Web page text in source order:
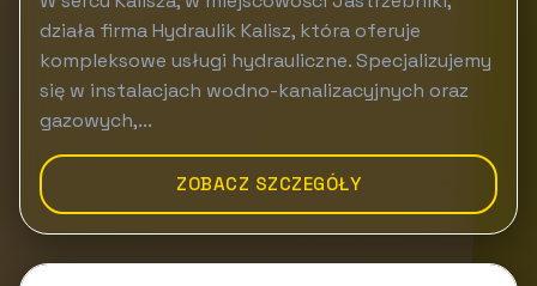
działa firma Hydraulik Kalisz, która oferuje
kompleksowe usługi hydrauliczne. Specjalizujemy
się w instalacjach wodno-kanalizacyjnych oraz
gazowych,...
ZOBACZ SZCZEGÓŁY